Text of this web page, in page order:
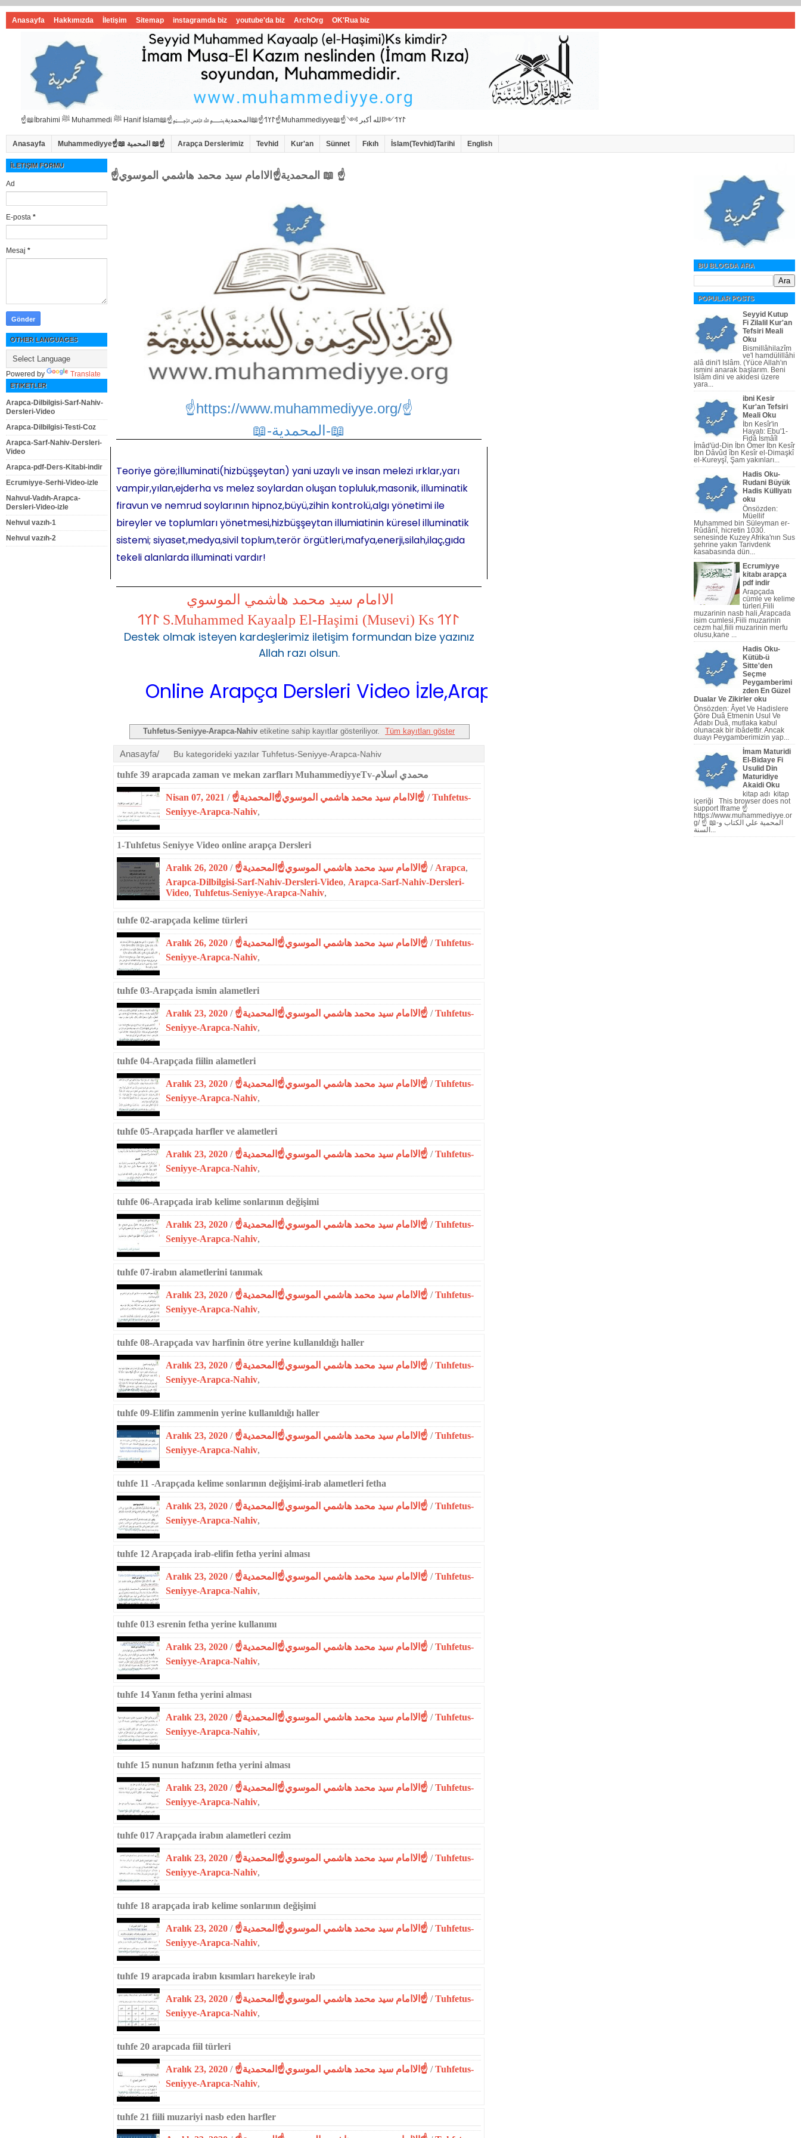
Anasayfa Hakkımızda İletişim Sitemap instagramda biz youtube'da biz ArchOrg OK'Rua biz
☝📖İbrahimi ﷺ Muhammedi ﷺ Hanif İslam📖☝﷽𐰃𐰠𐰯☝📖المحمدية☝Muhammediyye📖☝𐰃𐰠𐰯༺الله أكبر ༻
Anasayfa Muhammediyye☝📖 المحمية 📖☝ Arapça Derslerimiz Tevhid Kur'an Sünnet Fıkıh İslam(Tevhid)Tarihi English
☝المحمدية☝الاامام سيد محمد هاشمي الموسوي 📖 ☝
☝https://www.muhammediyye.org/☝
📖-المحمدية-📖
Teoriye göre;İlluminati(hizbüşşeytan) yani uzaylı ve insan melezi ırklar,yarı
vampir,yılan,ejderha vs melez soylardan oluşan topluluk,masonik, illuminatik
firavun ve nemrud soylarının hipnoz,büyü,zihin kontrolü,algı yönetimi ile
bireyler ve toplumları yönetmesi,hizbüşşeytan illumiatinin küresel illuminatik
sistemi; siyaset,medya,sivil toplum,terör örgütleri,mafya,enerji,silah,ilaç,gıda
tekeli alanlarda illuminati vardır!
الاامام سيد محمد هاشمي الموسوي
𐰃𐰠𐰯 S.Muhammed Kayaalp El-Haşimi (Musevi) Ks 𐰃𐰠𐰯
Destek olmak isteyen kardeşlerimiz iletişim formundan bize yazınız
Allah razı olsun.
Online Arapça Dersleri Video İzle,Arapça Sarf,Arapça Nahiv
Tuhfetus-Seniyye-Arapca-Nahivetiketine sahip kayıtlar gösteriliyor. Tüm kayıtları göster
Anasayfa/ Bu kategorideki yazılar Tuhfetus-Seniyye-Arapca-Nahiv
tuhfe 39 arapcada zaman ve mekan zarfları MuhammediyyeTv-محمدي اسلام
Nisan 07, 2021 / ☝الاامام سيد محمد هاشمي الموسوي☝المحمدية☝ /Tuhfetus-
Seniyye-Arapca-Nahiv,
1-Tuhfetus Seniyye Video online arapça Dersleri
Aralık 26, 2020 / ☝الاامام سيد محمد هاشمي الموسوي☝المحمدية☝ / Arapca,
Arapca-Dilbilgisi-Sarf-Nahiv-Dersleri-Video, Arapca-Sarf-Nahiv-Dersleri-
Video, Tuhfetus-Seniyye-Arapca-Nahiv,
tuhfe 02-arapçada kelime türleri
Aralık 26, 2020 / ☝الاامام سيد محمد هاشمي الموسوي☝المحمدية☝ /Tuhfetus-
Seniyye-Arapca-Nahiv,
tuhfe 03-Arapçada ismin alametleri
Aralık 23, 2020 / ☝الاامام سيد محمد هاشمي الموسوي☝المحمدية☝ /Tuhfetus-
Seniyye-Arapca-Nahiv,
tuhfe 04-Arapçada fiilin alametleri
Aralık 23, 2020 / ☝الاامام سيد محمد هاشمي الموسوي☝المحمدية☝ /Tuhfetus-
Seniyye-Arapca-Nahiv,
tuhfe 05-Arapçada harfler ve alametleri
Aralık 23, 2020 / ☝الاامام سيد محمد هاشمي الموسوي☝المحمدية☝ /Tuhfetus-
Seniyye-Arapca-Nahiv,
tuhfe 06-Arapçada irab kelime sonlarının değişimi
Aralık 23, 2020 / ☝الاامام سيد محمد هاشمي الموسوي☝المحمدية☝ /Tuhfetus-
Seniyye-Arapca-Nahiv,
tuhfe 07-irabın alametlerini tanımak
Aralık 23, 2020 / ☝الاامام سيد محمد هاشمي الموسوي☝المحمدية☝ /Tuhfetus-
Seniyye-Arapca-Nahiv,
tuhfe 08-Arapçada vav harfinin ötre yerine kullanıldığı haller
Aralık 23, 2020 / ☝الاامام سيد محمد هاشمي الموسوي☝المحمدية☝ /Tuhfetus-
Seniyye-Arapca-Nahiv,
tuhfe 09-Elifin zammenin yerine kullanıldığı haller
Aralık 23, 2020 / ☝الاامام سيد محمد هاشمي الموسوي☝المحمدية☝ /Tuhfetus-
Seniyye-Arapca-Nahiv,
tuhfe 11 -Arapçada kelime sonlarının değişimi-irab alametleri fetha
Aralık 23, 2020 / ☝الاامام سيد محمد هاشمي الموسوي☝المحمدية☝ /Tuhfetus-
Seniyye-Arapca-Nahiv,
tuhfe 12 Arapçada irab-elifin fetha yerini alması
Aralık 23, 2020 / ☝الاامام سيد محمد هاشمي الموسوي☝المحمدية☝ /Tuhfetus-
Seniyye-Arapca-Nahiv,
tuhfe 013 esrenin fetha yerine kullanımı
Aralık 23, 2020 / ☝الاامام سيد محمد هاشمي الموسوي☝المحمدية☝ /Tuhfetus-
Seniyye-Arapca-Nahiv,
tuhfe 14 Yanın fetha yerini alması
Aralık 23, 2020 / ☝الاامام سيد محمد هاشمي الموسوي☝المحمدية☝ /Tuhfetus-
Seniyye-Arapca-Nahiv,
tuhfe 15 nunun hafzının fetha yerini alması
Aralık 23, 2020 / ☝الاامام سيد محمد هاشمي الموسوي☝المحمدية☝ /Tuhfetus-
Seniyye-Arapca-Nahiv,
tuhfe 017 Arapçada irabın alametleri cezim
Aralık 23, 2020 / ☝الاامام سيد محمد هاشمي الموسوي☝المحمدية☝ /Tuhfetus-
Seniyye-Arapca-Nahiv,
tuhfe 18 arapçada irab kelime sonlarının değişimi
Aralık 23, 2020 / ☝الاامام سيد محمد هاشمي الموسوي☝المحمدية☝ /Tuhfetus-
Seniyye-Arapca-Nahiv,
tuhfe 19 arapcada irabın kısımları harekeyle irab
Aralık 23, 2020 / ☝الاامام سيد محمد هاشمي الموسوي☝المحمدية☝ /Tuhfetus-
Seniyye-Arapca-Nahiv,
tuhfe 20 arapcada fiil türleri
Aralık 23, 2020 / ☝الاامام سيد محمد هاشمي الموسوي☝المحمدية☝ /Tuhfetus-
Seniyye-Arapca-Nahiv,
tuhfe 21 fiili muzariyi nasb eden harfler
İLETIŞIM FORMU
Ad
E-posta *
Mesaj *
OTHER LANGUAGES
Powered by Translate
ETIKETLER
Arapca-Dilbilgisi-Sarf-Nahiv-
Dersleri-Video
Arapca-Dilbilgisi-Testi-Coz
Arapca-Sarf-Nahiv-Dersleri-
Video
Arapca-pdf-Ders-Kitabi-indir
Ecrumiyye-Serhi-Video-izle
Nahvul-Vadıh-Arapca-
Dersleri-Video-izle
Nehvul vazıh-1
Nehvul vazıh-2
BU BLOGDA ARA
POPULAR POSTS
Seyyid Kutup
Fi Zilalil Kur'an
Tefsiri Meali
Oku
Bismillâhilazîm
ve'l hamdülillâhi
alâ dini'l Islâm. (Yüce Allah'ın
ismini anarak başlarım. Beni
Islâm dini ve akidesi üzere
yara...
ibni Kesir
Kur'an Tefsiri
Meali Oku
İbn Kesîr'in
Hayatı: Ebu'1-
Fidâ İsmâîl
İmâd'üd-Din İbn Ömer İbn Kesîr
İbn Dâvûd îbn Kesîr el-Dimaşkî
el-Kureyşî, Şam yakınları...
Hadis Oku-
Rudani Büyük
Hadis Külliyatı
oku
Önsözden:
Müellif
Muhammed bin Süleyman er-
Rûdânî, hicretin 1030.
senesinde Kuzey Afrika'nın Sus
şehrine yakın Tarivdenk
kasabasında dün...
Ecrumiyye
kitabı arapça
pdf indir
Arapçada
cümle ve kelime
türleri,Fiili
muzarinin nasb hali,Arapcada
isim cumlesi,Fiili muzarinin
cezm hal,fiili muzarinin merfu
olusu,kane ...
Hadis Oku-
Kütüb-ü
Sitte'den
Seçme
Peygamberimi
zden En Güzel
Dualar Ve Zikirler oku
Önsözden: Âyet Ve Hadislere
Göre Duâ Etmenin Usul Ve
Âdabı Duâ, mutlaka kabul
olunacak bir ibâdettir. Ancak
duayı Peygamberi­mizin yap...
İmam Maturidi
El-Bidaye Fi
Usulid Din
Maturidiye
Akaidi Oku
kitap adı kitap
içeriği This browser does not
support Iframe ☝
https://www.muhammediyye.or
g/ ☝ 📖-المحمية علي الكتاب و
السنة...